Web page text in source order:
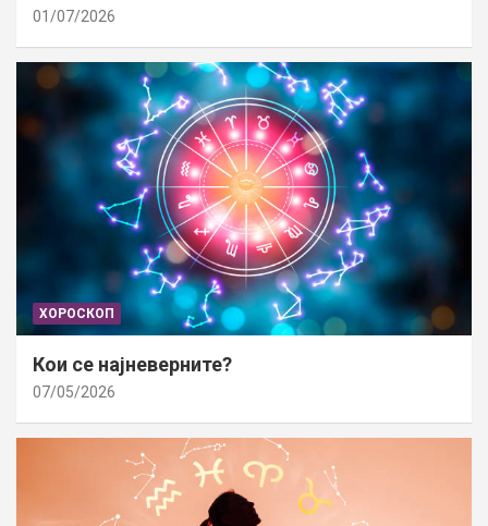
01/07/2026
ХОРОСКОП
Кои се најневерните?
07/05/2026